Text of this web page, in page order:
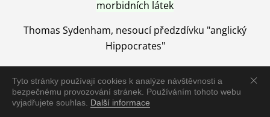
Tyto stránky používají cookies k analýze návštěvnosti a
bezpečnému provozování stránek. Používáním tohoto webu
vyjadřujete souhlas. Další informace
morbidních látek
Thomas Sydenham, nesoucí předzdívku "anglický
Hippocrates"
Nemoc je vyléčena jen pomocí Přírody, neutralizací a